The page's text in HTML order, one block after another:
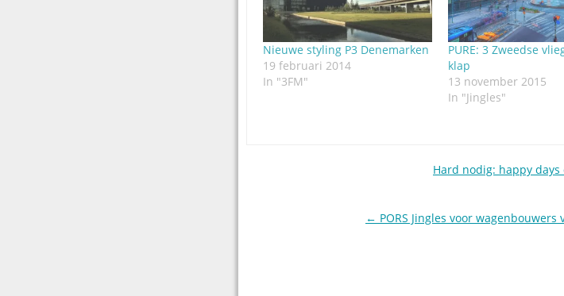
Nieuwe styling P3 Denemarken
19 februari 2014
In "3FM"
PURE: 3 Zweedse
klap
13 november 2015
In "Jingles"
Hard nodig: happy
← PORS Jingles voor